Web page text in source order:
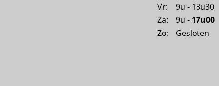
Vr:
9u - 18u30
Za:
9u - 17u00
Zo:
Gesloten